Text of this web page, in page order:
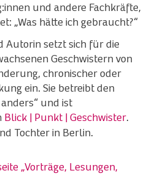
und andere Fachkräfte,
„Was hätte ich gebraucht?“
Autorin setzt sich für die
Geschwistern von
chronischer oder
ein. Sie betreibt den
und ist
Blick | Punkt | Geschwister.
Tochter in Berlin.
„Vorträge, Lesungen,